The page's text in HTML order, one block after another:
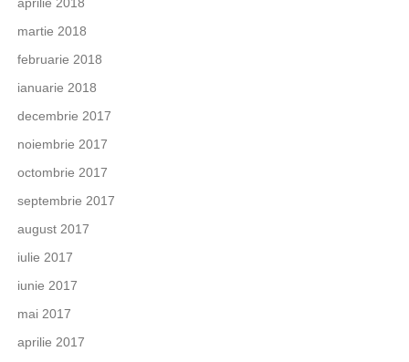
aprilie 2018
martie 2018
februarie 2018
ianuarie 2018
decembrie 2017
noiembrie 2017
octombrie 2017
septembrie 2017
august 2017
iulie 2017
iunie 2017
mai 2017
aprilie 2017